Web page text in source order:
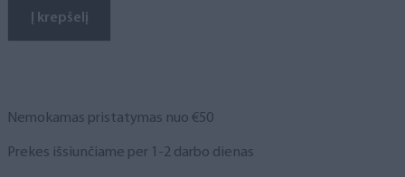
lakas,
Į krepšelį
Nemokamas pristatymas nuo €50
Prekes išsiunčiame per 1-2 darbo dienas